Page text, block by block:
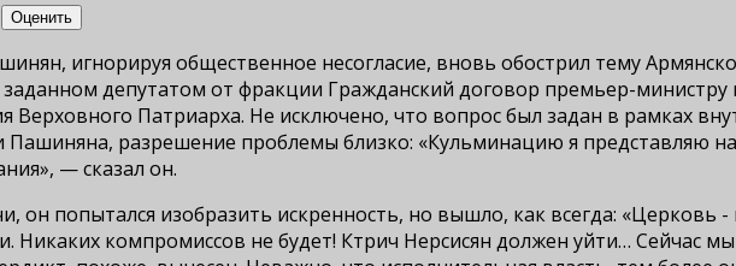
игнорируя общественное несогласие, вновь обострил тему
депутатом от фракции Гражданский договор премьер-министру
Верховного Патриарха. Не исключено, что вопрос был задан в рамках
Пашиняна, разрешение проблемы близко: «Кульминацию я представляю
— сказал он.
он попытался изобразить искренность, но вышло, как всегда:
Никаких компромиссов не будет! Ктрич Нерсисян должен уйти… Сейчас